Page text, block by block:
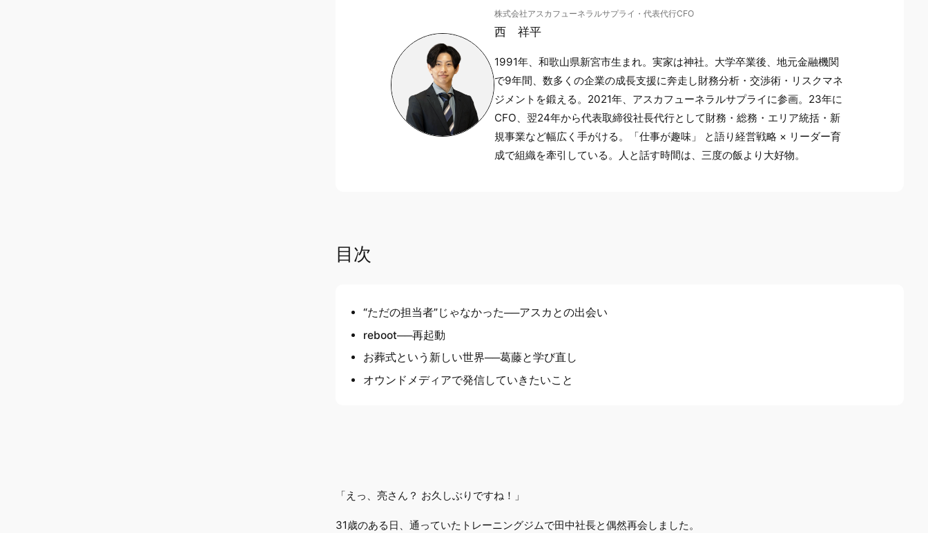
株式会社アスカフューネラルサプライ・代表代行CFO
西 祥平
1991年、和歌山県新宮市生まれ。実家は神社。大学卒業後、地元金融機関
で9年間、数多くの企業の成長支援に奔走し財務分析・交渉術・リスクマネ
ジメントを鍛える。2021年、アスカフューネラルサプライに参画。23年に
CFO、翌24年から代表取締役社長代行として財務・総務・エリア統括・新
規事業など幅広く手がける。「仕事が趣味」 と語り経営戦略 × リーダー育
成で組織を牽引している。人と話す時間は、三度の飯より大好物。
目次
“ただの担当者”じゃなかった──アスカとの出会い
reboot──再起動
お葬式という新しい世界──葛藤と学び直し
オウンドメディアで発信していきたいこと
「えっ、亮さん？ お久しぶりですね！」
31歳のある日、通っていたトレーニングジムで田中社長と偶然再会しました。